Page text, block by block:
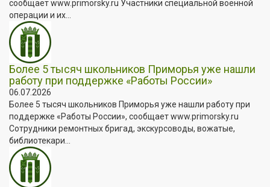
сообщает www.primorsky.ru Участники специальной военной
операции и их...
Более 5 тысяч школьников Приморья уже нашли
работу при поддержке «Работы России»
06.07.2026
Более 5 тысяч школьников Приморья уже нашли работу при
поддержке «Работы России», сообщает www.primorsky.ru
Сотрудники ремонтных бригад, экскурсоводы, вожатые,
библиотекари...